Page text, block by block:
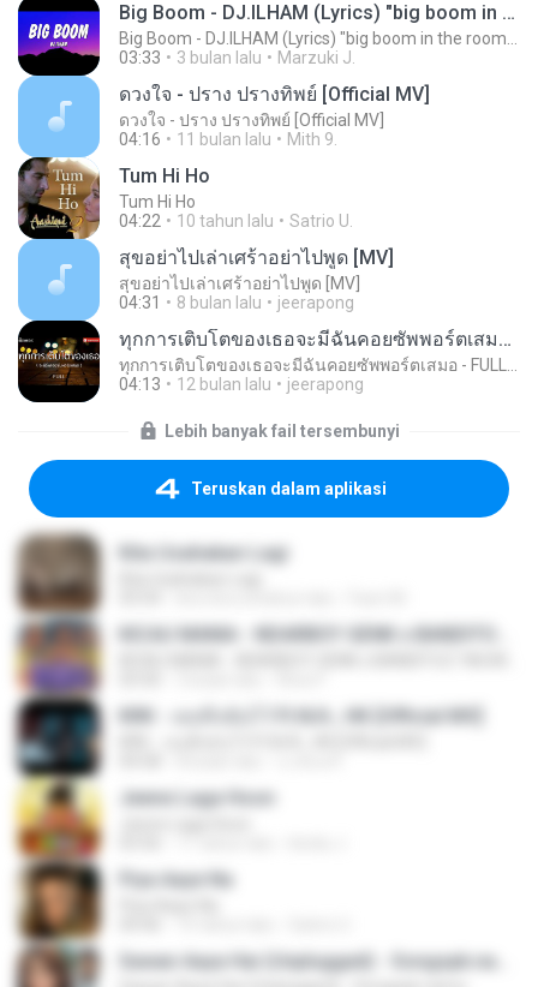
Big Boom - DJ.ILHAM (Lyrics) "big boom in the room i go kaboom"
03:33
3 bulan lalu Marzuki J.
ดวงใจ - ปราง ปรางทิพย์ [Official MV]
ดวงใจ - ปราง ปรางทิพย์ [Official MV]
04:16
11 bulan lalu Mith 9.
Tum Hi Ho
Tum Hi Ho
04:22
10 tahun lalu Satrio U.
สุขอย่าไปเล่าเศร้าอย่าไปพูด [MV]
สุขอย่าไปเล่าเศร้าอย่าไปพูด [MV]
04:31
8 bulan lalu jeerapong
ทุกการเติบโตของเธอจะมีฉันคอยซัพพอร์ตเสมอ - FULL , [เนื้อเพลง]
04:13
12 bulan lalu jeerapong
Lebih banyak fail tersembunyi
Teruskan dalam aplikasi
Kita Usahakan Lagi
KRK - เธอทิ้งฉันไว้ Ft.N/A , HK [Official MV]
Jeene Laga Hoon
Piya Aaye Na